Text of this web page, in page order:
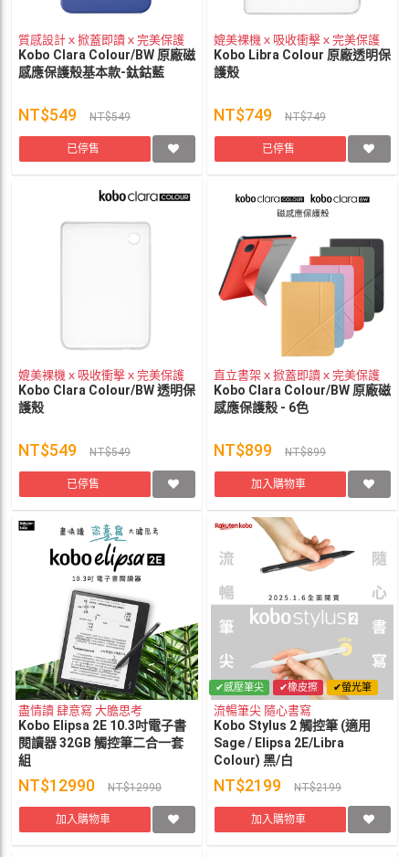
質感設計ｘ掀蓋即讀ｘ完美保護
Kobo Clara Colour/BW 原廠磁
感應保護殼基本款-鈦鈷藍
NT$549 NT$549
已停售
媲美裸機ｘ吸收衝擊ｘ完美保護
Kobo Libra Colour 原廠透明保
護殼
NT$749 NT$749
已停售
媲美裸機ｘ吸收衝擊ｘ完美保護
Kobo Clara Colour/BW 透明保
護殼
NT$549 NT$549
已停售
直立書架ｘ掀蓋即讀ｘ完美保護
Kobo Clara Colour/BW 原廠磁
感應保護殼 - 6色
NT$899 NT$899
加入購物車
盡情讀 肆意寫 大膽思考
Kobo Elipsa 2E 10.3吋電子書
閱讀器 32GB 觸控筆二合一套
組
NT$12990 NT$12990
加入購物車
✔感壓筆尖 ✔橡皮擦 ✔螢光筆
流暢筆尖 隨心書寫
Kobo Stylus 2 觸控筆 (適用
Sage / Elipsa 2E/Libra
Colour) 黑/白
NT$2199 NT$2199
加入購物車